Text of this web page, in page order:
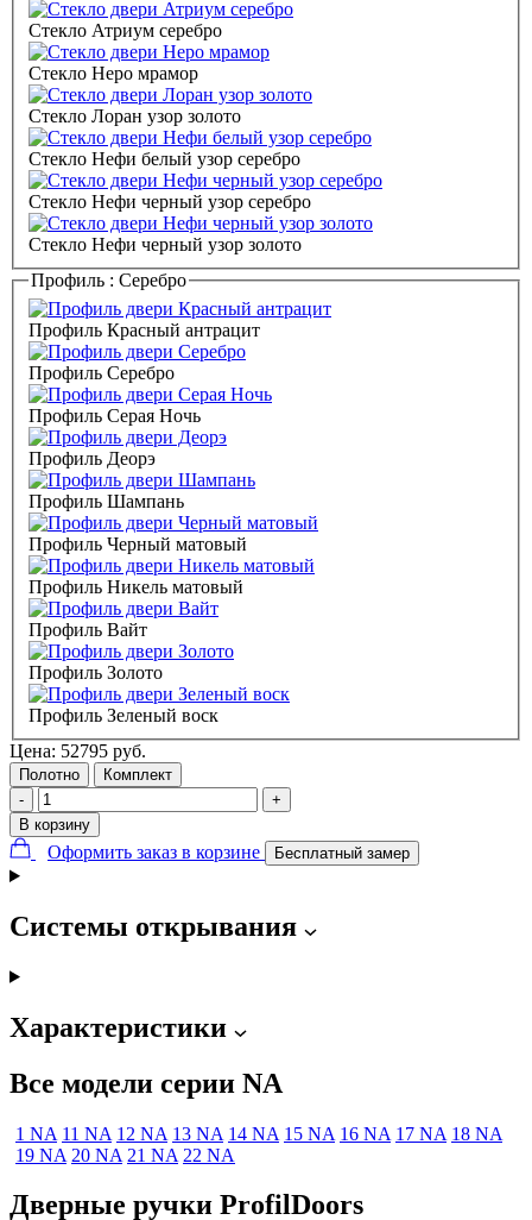
Стекло Атриум серебро
Стекло Неро мрамор
Стекло Лоран узор золото
Стекло Нефи белый узор серебро
Стекло Нефи черный узор серебро
Стекло Нефи черный узор золото
Профиль : Серебро
Профиль Красный антрацит
Профиль Серебро
Профиль Серая Ночь
Профиль Деорэ
Профиль Шампань
Профиль Черный матовый
Профиль Никель матовый
Профиль Вайт
Профиль Золото
Профиль Зеленый воск
Цена: 52795 руб.
Полотно
Комплект
-
+
В корзину
Оформить заказ в корзине Бесплатный замер
Системы открывания
Характеристики
Все модели серии NA
1 NA 11 NA 12 NA 13 NA 14 NA 15 NA 16 NA 17 NA 18 NA
19 NA 20 NA 21 NA 22 NA
Дверные ручки ProfilDoors